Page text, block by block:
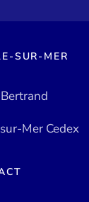
SUR-MER
Mer Cedex